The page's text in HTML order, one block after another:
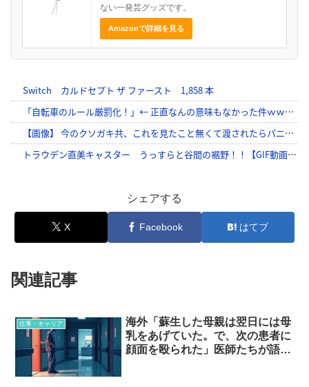
ない一発芸グッズです。
Amazonで詳細を見る
シェアする
X Facebook はてブ
関連記事
仕事・キャリア
海外「蘇生した母親は翌日には母
乳をあげていた。で、次の患者に
顔面を殴られた」医師たちが語る